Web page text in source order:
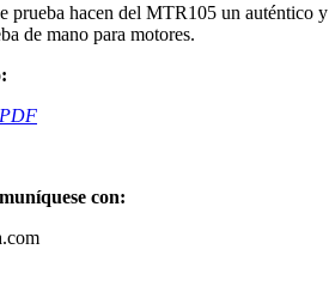
prueba hacen del MTR105 un auténtico y
de mano para motores.
con: